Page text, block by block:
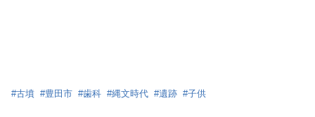
#古墳 #豊田市 #歯科 #縄文時代 #遺跡 #子供